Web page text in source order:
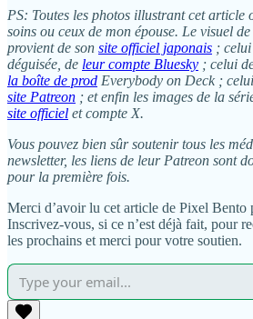
PS: Toutes les photos illustrant cet article
soins ou ceux de mon épouse. Le visuel
provient de son site officiel japonais ; celui
déguisée, de leur compte Bluesky ; celui
la boîte de prod Everybody on Deck ;
site Patreon ; et enfin les images de la
site officiel et compte X.
Vous pouvez bien sûr soutenir tous les
newsletter, les liens de leur Patreon sont
pour la première fois.
Merci d’avoir lu cet article de Pixel Bento
Inscrivez-vous, si ce n’est déjà fait, pour
les prochains et merci pour votre soutien.